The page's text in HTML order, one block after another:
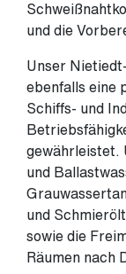
und die
Unser
ebenfalls eine
Schiffs- und
gewährleistet.
und
und
sowie die
Räumen nach